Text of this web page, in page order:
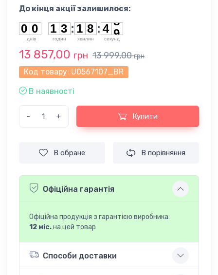
До кінця акції залишилося:
0
0 0
днiв
1 3
годин
: 1 8
хвилин
: 4 8
секунд
13 857,00 грн 13 999,00грн
Код товару: U0567107_BR
В наявності
- + Купити
В обране В порівняння
Офіційна гарантія
Офіційна продукція з гарантією виробника:
12 міс.на цей товар
Способи доставки